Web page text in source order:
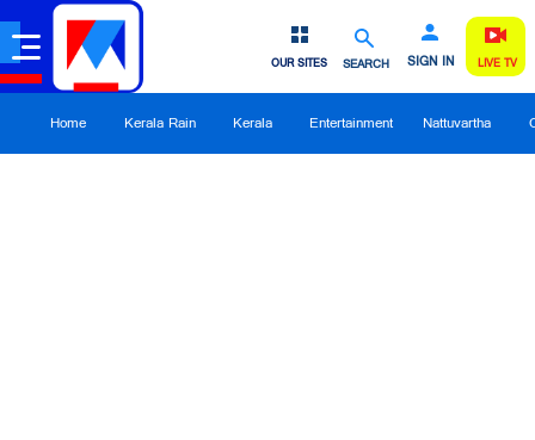
SEARCH SIGN IN
OUR SITES LIVE TV
Home Kerala Rain Kerala Entertainment Nattuvartha